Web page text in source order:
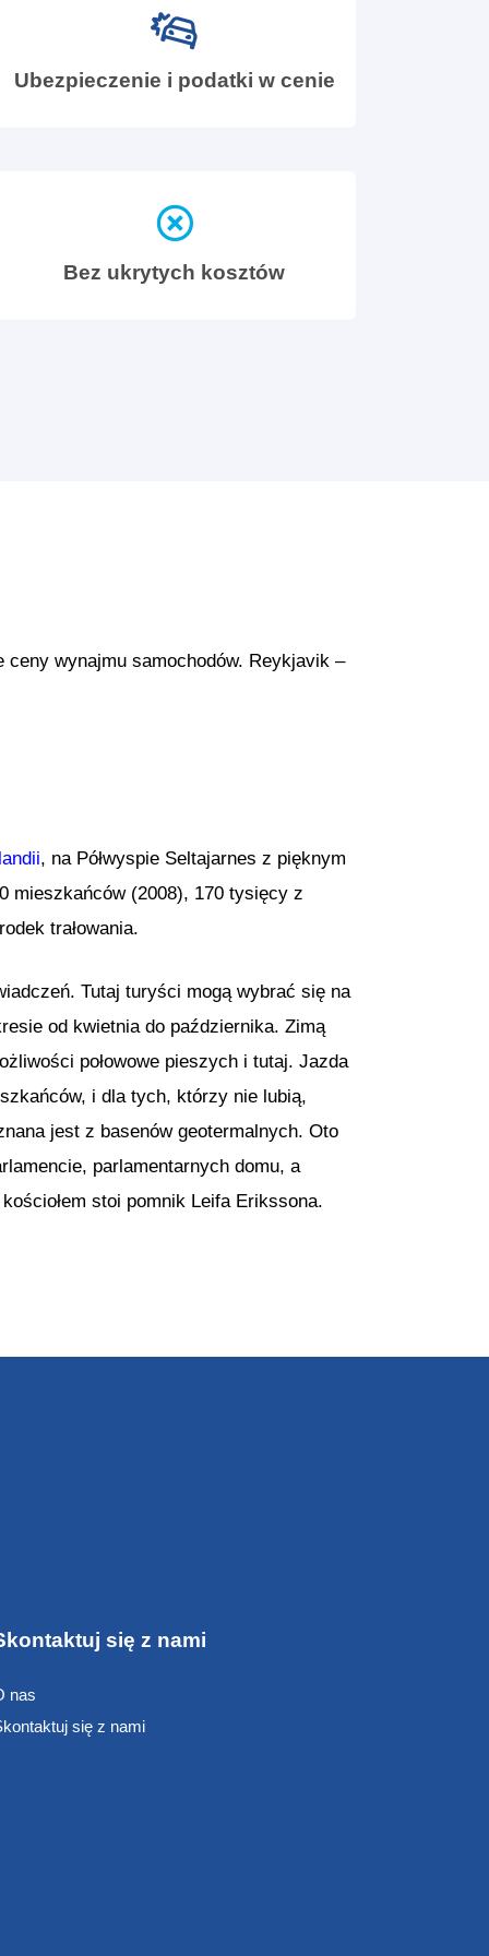
Ubezpieczenie i podatki w cenie
Bez ukrytych kosztów
wynajmu samochodów. Reykjavik –
, na Półwyspie Seltajarnes z pięknym
mieszkańców (2008), 170 tysięcy z
trałowania.
Tutaj turyści mogą wybrać się na
od kwietnia do października. Zimą
połowowe pieszych i tutaj. Jazda
i dla tych, którzy nie lubią,
jest z basenów geotermalnych. Oto
parlamentarnych domu, a
stoi pomnik Leifa Erikssona.
się z nami
nas
się z nami